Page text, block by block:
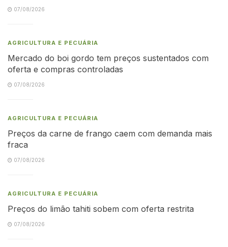
07/08/2026
AGRICULTURA E PECUÁRIA
Mercado do boi gordo tem preços sustentados com
oferta e compras controladas
07/08/2026
AGRICULTURA E PECUÁRIA
Preços da carne de frango caem com demanda mais
fraca
07/08/2026
AGRICULTURA E PECUÁRIA
Preços do limão tahiti sobem com oferta restrita
07/08/2026